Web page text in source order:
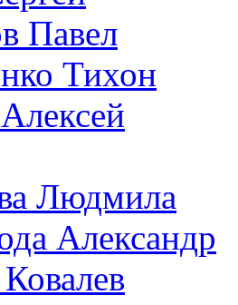
Павел
Тихон
Людмила
Александр